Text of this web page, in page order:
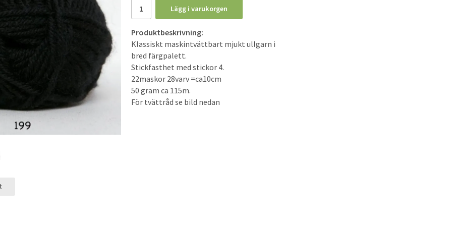
Lägg i varukorgen
Produktbeskrivning:
Klassiskt maskintvättbart mjukt ullgarn i
bred färgpalett.
Stickfasthet med stickor 4.
22maskor 28varv =ca10cm
50 gram ca 115m.
För tvättråd se bild nedan